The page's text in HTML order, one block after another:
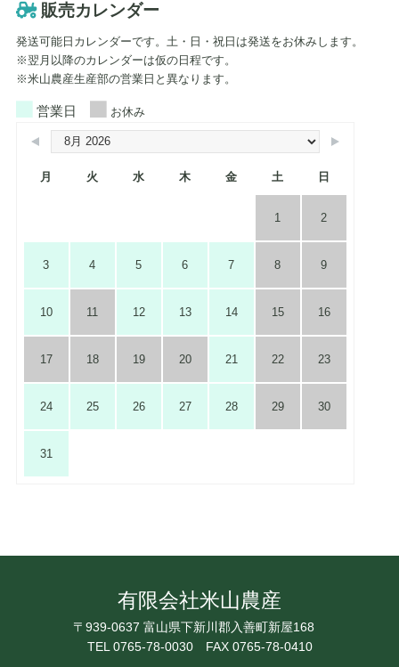
販売カレンダー
発送可能日カレンダーです。土・日・祝日は発送をお休みします。
※翌月以降のカレンダーは仮の日程です。
※米山農産生産部の営業日と異なります。
営業日 お休み
月 火 水 木 金 土 日
1 2
3 4 5 6 7 8 9
10 11 12 13 14 15 16
17 18 19 20 21 22 23
24 25 26 27 28 29 30
31
有限会社米山農産
〒939-0637 富山県下新川郡入善町新屋168
TEL 0765-78-0030FAX 0765-78-0410